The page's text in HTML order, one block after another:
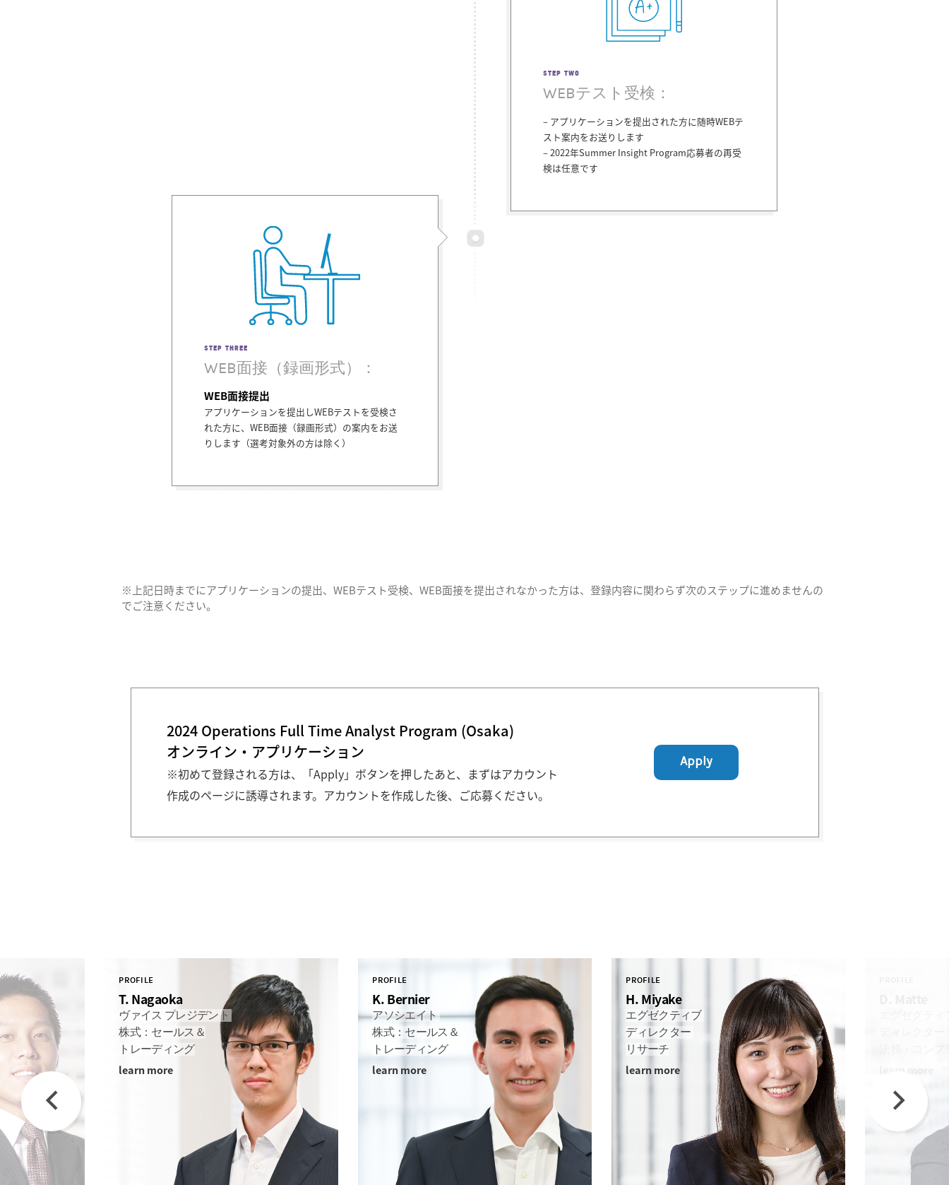
STEP TWO
WEBテスト受検：
– アプリケーションを提出された方に随時WEBテ
スト案内をお送りします
– 2022年Summer Insight Program応募者の再受
検は任意です
STEP THREE
WEB面接（録画形式）：
WEB面接提出
アプリケーションを提出しWEBテストを受検さ
れた方に、WEB面接（録画形式）の案内をお送
りします（選考対象外の方は除く）
※上記日時までにアプリケーションの提出、WEBテスト受検、WEB面接を提出されなかった方は、登録内容に関わらず次のステップに進めませんの
でご注意ください。
2024 Operations Full Time Analyst Program (Osaka)
オンライン・アプリケーション
※初めて登録される方は、「Apply」ボタンを押したあと、まずはアカウント
作成のページに誘導されます。アカウントを作成した後、ご応募ください。
Apply
Previous
PROFILE
T. Nagaoka
ヴァイス プレジデント
株式：セールス＆
トレーディング
learn more
PROFILE
K. Bernier
アソシエイト
株式：セールス＆
トレーディング
learn more
PROFILE
H. Miyake
エグゼクティブ
ディレクター
リサーチ
learn more
Next